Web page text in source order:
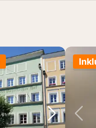
Nästa bild